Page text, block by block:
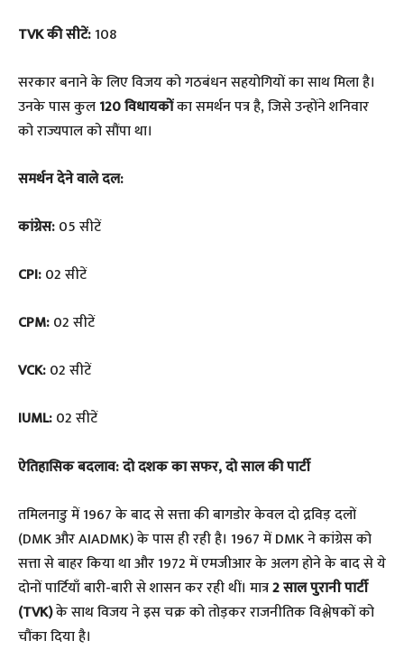
TVK की सीटें:108
सरकार बनाने के लिए विजय को गठबंधन सहयोगियों का साथ मिला है।
उनके पास कुल120 विधायकोंका समर्थन पत्र है, जिसे उन्होंने शनिवार
को राज्यपाल को सौंपा था।
समर्थन देने वाले दल:
कांग्रेस:05 सीटें
CPI:02 सीटें
CPM:02 सीटें
VCK:02 सीटें
IUML:02 सीटें
​ऐतिहासिक बदलाव: दो दशक का सफर, दो साल की पार्टी
​तमिलनाडु में 1967 के बाद से सत्ता की बागडोर केवल दो द्रविड़ दलों
(DMK और AIADMK) के पास ही रही है। 1967 में DMK ने कांग्रेस को
सत्ता से बाहर किया था और 1972 में एमजीआर के अलग होने के बाद से ये
दोनों पार्टियाँ बारी-बारी से शासन कर रही थीं। मात्र2 साल पुरानी पार्टी
(TVK)के साथ विजय ने इस चक्र को तोड़कर राजनीतिक विश्लेषकों को
चौंका दिया है।